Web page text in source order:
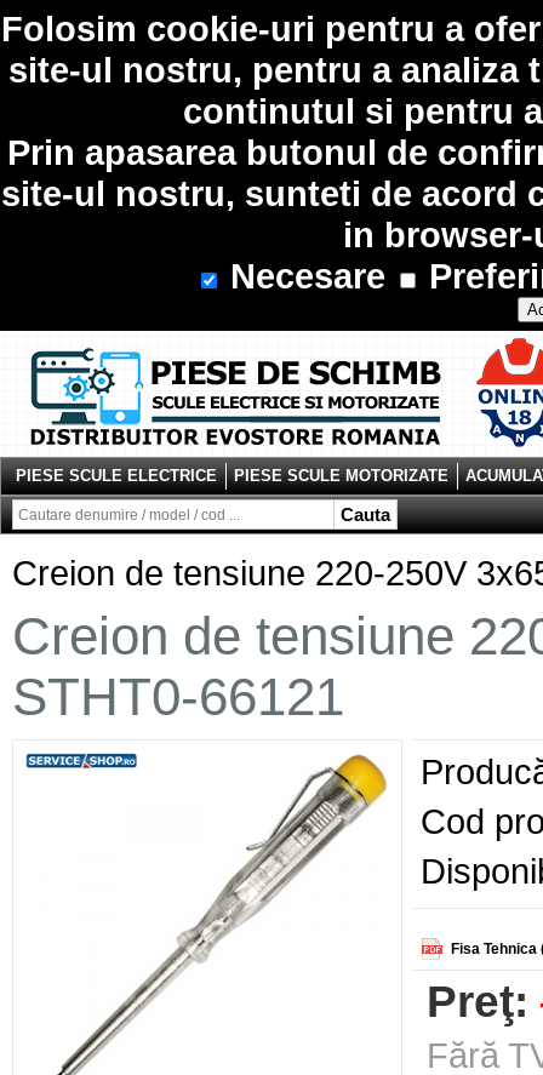
Folosim cookie-uri pentru a
site-ul nostru, pentru a analiza
continutul si pentru
Prin apasarea butonul de
site-ul nostru, sunteti de acord
in
Necesare
Cauta
PIESE SCULE ELECTRICE PIESE SCULE MOTORIZATE
Creion de tensiune 220-250V
Creion de tensiune
STHT0-66121
Cod
Fisa Tehnica
Preţ:
Fără